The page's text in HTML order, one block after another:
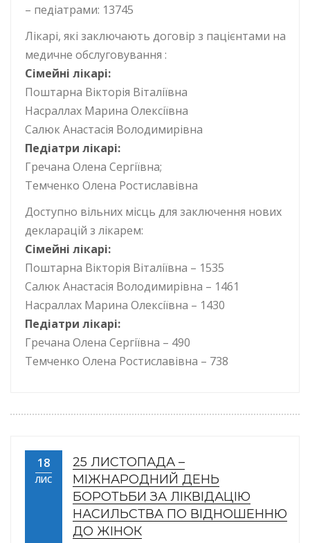
– педіатрами: 13745
Лікарі, які заключають договір з пацієнтами на
медичне обслуговування :
Сімейні лікарі:
Поштарна Вікторія Віталіївна
Насраллах Марина Олексіївна
Салюк Анастасія Володимирівна
Педіатри лікарі:
Гречана Олена Сергіївна;
Темченко Олена Ростиславівна
Доступно вільних місць для заключення нових
декларацій з лікарем:
Сімейні лікарі:
Поштарна Вікторія Віталіївна – 1535
Салюк Анастасія Володимирівна – 1461
Насраллах Марина Олексіївна – 1430
Педіатри лікарі:
Гречана Олена Сергіївна – 490
Темченко Олена Ростиславівна – 738
18
ЛИС
25 ЛИСТОПАДА –
МІЖНАРОДНИЙ ДЕНЬ
БОРОТЬБИ ЗА ЛІКВІДАЦІЮ
НАСИЛЬСТВА ПО ВІДНОШЕННЮ
ДО ЖІНОК